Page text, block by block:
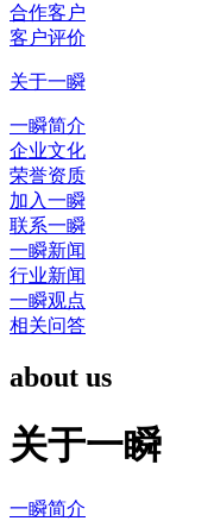
合作客户
客户评价
关于一瞬
一瞬简介
企业文化
荣誉资质
加入一瞬
联系一瞬
一瞬新闻
行业新闻
一瞬观点
相关问答
about us
关于一瞬
一瞬简介